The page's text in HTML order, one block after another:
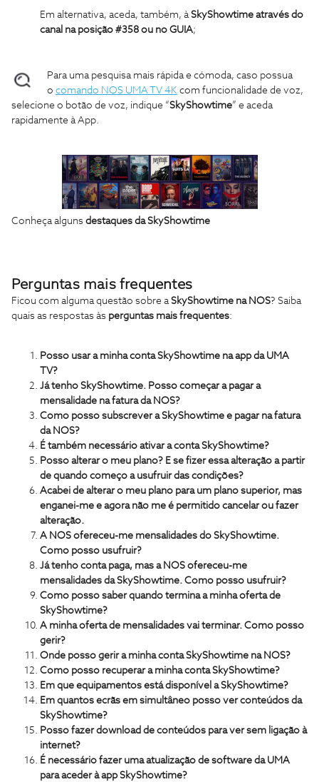
Em alternativa, aceda, também, àSkyShowtime através do
canal na posição #358 ou no GUIA;
Para uma pesquisa mais rápida e cómoda, caso possua
o comando NOS UMA TV 4K com funcionalidade de voz,
selecione o botão de voz, indique “SkyShowtime” e aceda
rapidamente à App.
Conheça alguns destaques da SkyShowtime
Perguntasmais frequentes
Ficou com alguma questão sobre aSkyShowtime na NOS? Saiba
quais as respostas às perguntas mais frequentes:
Posso usar a minha conta SkyShowtime na app da UMA
TV?
Já tenho SkyShowtime. Posso começar a pagar a
mensalidade na fatura da NOS?
Como posso subscrever a SkyShowtime e pagar na fatura
da NOS?
É também necessário ativar a conta SkyShowtime?
Posso alterar o meu plano? E se fizer essa alteração a partir
de quando começo a usufruir das condições?
Acabei de alterar o meu plano para um plano superior, mas
enganei-me e agora não me é permitido cancelar ou fazer
alteração.
A NOS ofereceu-me mensalidades do SkyShowtime.
Como posso usufruir?
Já tenho conta paga, mas a NOS ofereceu-me
mensalidades da SkyShowtime. Como posso usufruir?
Como posso saber quando termina a minha oferta de
SkyShowtime?
A minha oferta de mensalidades vai terminar. Como posso
gerir?
Onde posso gerir a minha conta SkyShowtime na NOS?
Como posso recuperar a minha conta SkyShowtime?
Em que equipamentos está disponível a SkyShowtime?
Em quantos ecrãs em simultâneo posso ver conteúdos da
SkyShowtime?
Posso fazer download de conteúdos para ver sem ligação à
internet?
É necessário fazer uma atualização de software da UMA
para aceder à app SkyShowtime?